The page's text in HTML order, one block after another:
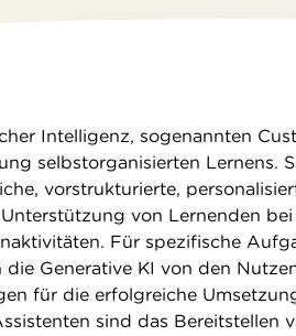
Intelligenz, sogenannten
selbstorganisierten Lernens.
vorstrukturierte,
von Lernenden
Für spezifische
Generative KI von den
für die erfolgreiche
sind das Bereitstellen